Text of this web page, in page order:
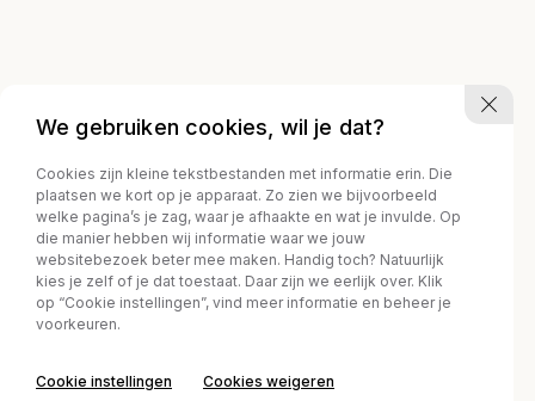
We gebruiken cookies, wil je dat?
Cookies zijn kleine tekstbestanden met informatie erin. Die
plaatsen we kort op je apparaat. Zo zien we bijvoorbeeld
welke pagina’s je zag, waar je afhaakte en wat je invulde. Op
die manier hebben wij informatie waar we jouw
websitebezoek beter mee maken. Handig toch? Natuurlijk
kies je zelf of je dat toestaat. Daar zijn we eerlijk over. Klik
op “Cookie instellingen”, vind meer informatie en beheer je
voorkeuren.
Cookie instellingen Cookies weigeren